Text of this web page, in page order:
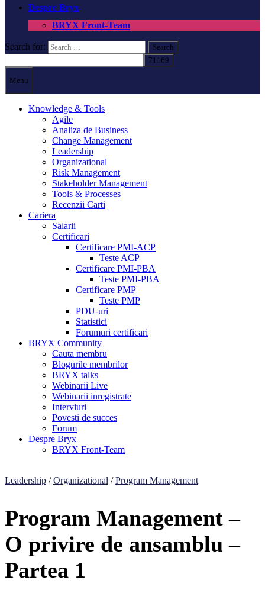
Despre Bryx
BRYX Front-Team
Search for:
Menu
Knowledge & Tools
Agile
Analiza de Business
Change Management
Leadership
Organizational
Risk Management
Stakeholder Management
Tools & Processes
Recenzii Carti
Cariera
Salarii
Certificari
Certificare PMI-ACP
Teste ACP
Certificare PMI-PBA
Teste PMI-PBA
Certificare PMP
Teste PMP
PDU-uri
Statistici
Forumuri certificari
BRYX Community
Cauta membru
Blogurile membrilor
BRYX talks
Webinarii Live
Webinarii inregistrate
Interviuri
Povesti de succes
Forum
Despre Bryx
BRYX Front-Team
Leadership /Organizational /Program Management
Program Management –
O privire de ansamblu –
Partea 1